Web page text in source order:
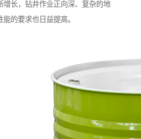
增长，钻井作业正向深、复杂的地
的要求也日益提高。